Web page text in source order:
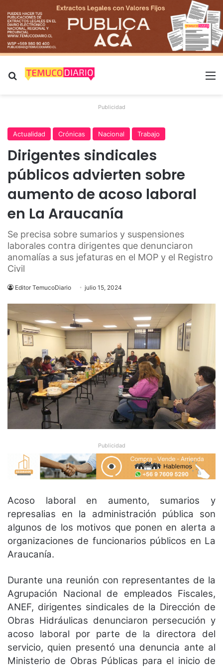
Buscar por
Publicidad
Actualidad Crónicas Nacional Trabajo
Dirigentes sindicales
públicos advierten sobre
aumento de acoso laboral
en La Araucanía
Se precisa sobre sumarios y suspensiones
laborales contra dirigentes que denunciaron
anomalías a sus jefaturas en el MOP y el Registro
Civil
Editor TemucoDiario julio 15, 2024
Publicidad
Acoso laboral en aumento, sumarios y
represalias en la administración pública son
algunos de los motivos que ponen en alerta a
organizaciones de funcionarios públicos en La
Araucanía.
Durante una reunión con representantes de la
Agrupación Nacional de empleados Fiscales,
ANEF, dirigentes sindicales de la Dirección de
Obras Hidráulicas denunciaron persecución y
acoso laboral por parte de la directora del
servicio, quien presentó una denuncia ante al
Ministerio de Obras Públicas para el inicio de